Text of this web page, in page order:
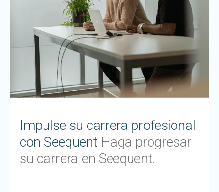
Impulse su carrera profesional
con Seequent Haga progresar
su carrera en Seequent.